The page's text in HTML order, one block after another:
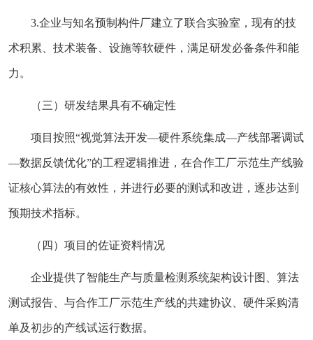
3.企业与知名预制构件厂建立了联合实验室，现有的技
术积累、技术装备、设施等软硬件，满足研发必备条件和能
力。
（三）研发结果具有不确定性
项目按照“视觉算法开发—硬件系统集成—产线部署调试
—数据反馈优化”的工程逻辑推进，在合作工厂示范生产线验
证核心算法的有效性，并进行必要的测试和改进，逐步达到
预期技术指标。
（四）项目的佐证资料情况
企业提供了智能生产与质量检测系统架构设计图、算法
测试报告、与合作工厂示范生产线的共建协议、硬件采购清
单及初步的产线试运行数据。